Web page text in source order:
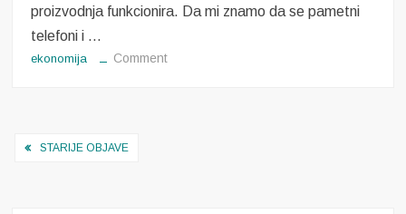
proizvodnja funkcionira. Da mi znamo da se pametni
telefoni i …
ekonomija Commenton
Navigacija
STARIJE OBJAVE